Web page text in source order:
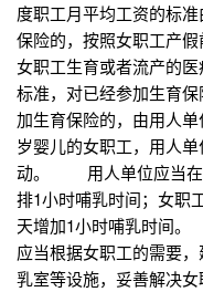
度职工月平均工资的标
保险的，按照女职工产
女职工生育或者流产的
标准，对已经参加生育
加生育保险的，由用人
岁婴儿的女职工，用人
动。 用人单位应当在
排1小时哺乳时间；女职
天增加1小时哺乳时间
应当根据女职工的需要
乳室等设施，妥善解决女